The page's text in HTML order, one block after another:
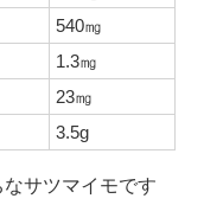
540㎎
1.3㎎
23㎎
3.5g
サツマイモです